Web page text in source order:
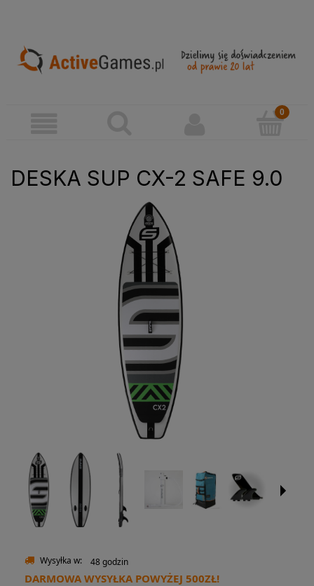
DESKA SUP CX-2 SAFE 9.0
Wysyłka w: 48 godzin
DARMOWA WYSYŁKA POWYŻEJ 500ZŁ!